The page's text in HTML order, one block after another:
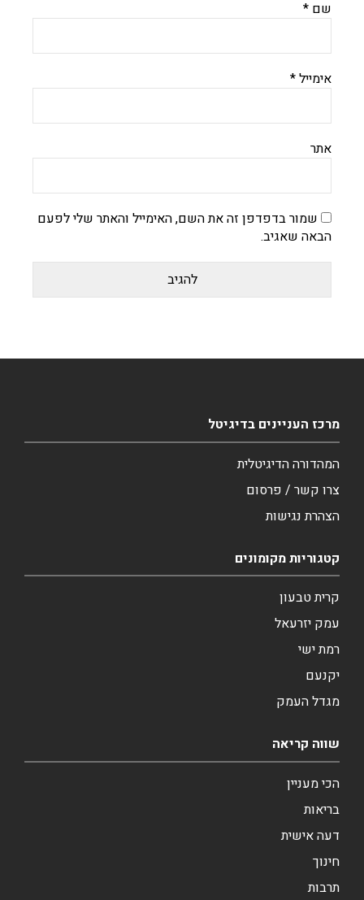
שם *
אימייל*
אתר
שמור בדפדפן זה את השם, האימייל והאתר שלי לפעם
הבאה שאגיב.
מרכז העניינים בדיגיטל
המהדורה הדיגיטלית
צרו קשר / פרסום
הצהרת נגישות
קטגוריות מקומונים
קרית טבעון
עמק יזרעאל
רמת ישי
יקנעם
מגדל העמק
שווה קריאה
הכי מעניין
בריאות
דעה אישית
חינוך
תרבות